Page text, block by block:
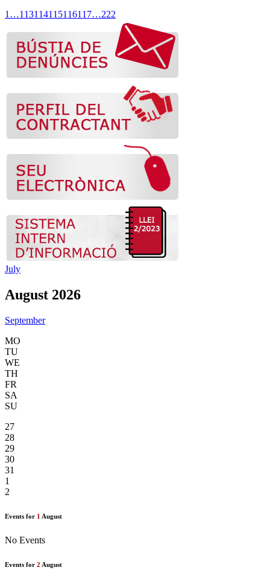
1 …113114115116117…222
July
August 2026
September
MO
TU
WE
TH
FR
SA
SU
27
28
29
30
31
1
2
Events for 1 August
No Events
Events for 2 August